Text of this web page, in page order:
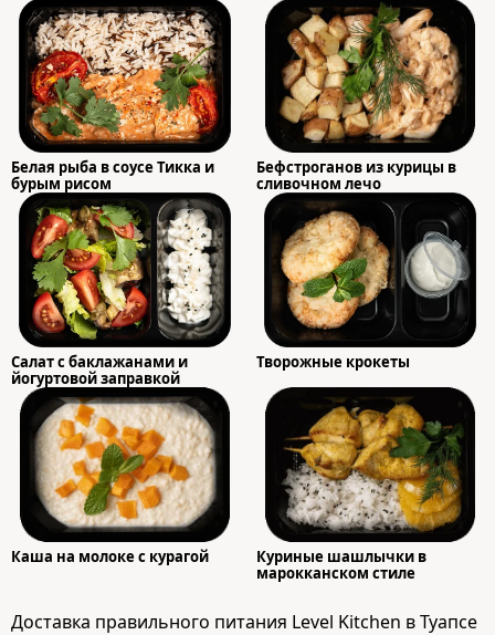
Белая рыба в соусе Тикка и
бурым рисом
Бефстроганов из курицы в
сливочном лечо
Салат с баклажанами и
йогуртовой заправкой
Творожные крокеты
Каша на молоке с курагой
Куриные шашлычки в
марокканском стиле
Доставка правильного питания Level Kitchen в Туапсе